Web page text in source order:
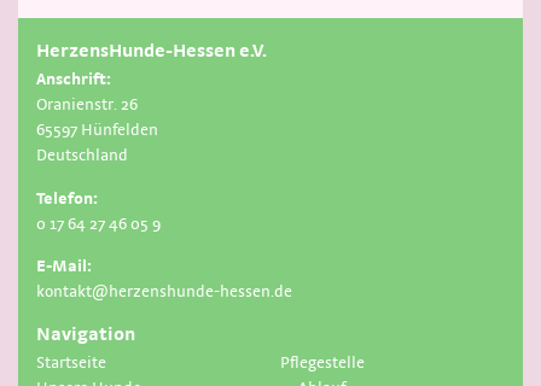
HerzensHunde-Hessen e.V.
Anschrift:
Oranienstr. 26
65597 Hünfelden
Deutschland
Telefon:
0 17 64 27 46 05 9
E-Mail:
kontakt@herzenshunde-hessen.de
Navigation
Startseite
Pflegestelle